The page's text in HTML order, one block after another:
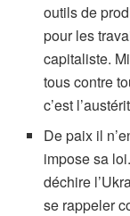
outils de
pour les
capitaliste.
tous contre
c’est
De paix il
impose sa
déchire
se rappeler